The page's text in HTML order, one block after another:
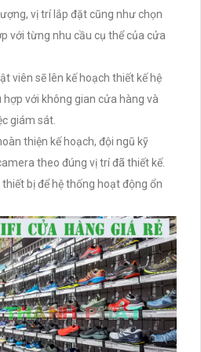
vị trí lắp đặt cũng như chọn
với từng nhu cầu cụ thể của cửa
viên sẽ lên kế hoạch thiết kế hệ
với không gian cửa hàng và
giám sát.
thiện kế hoạch, đội ngũ kỹ
theo đúng vị trí đã thiết kế.
thiết bị để hệ thống hoạt động ổn